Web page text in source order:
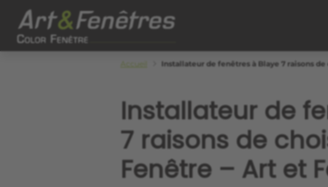
Skip to main content
Installateur de fenêtres à Blaye 7 raisons
Installateur de
7 raisons de
Fenêtre – Art et
Color Fenêtre